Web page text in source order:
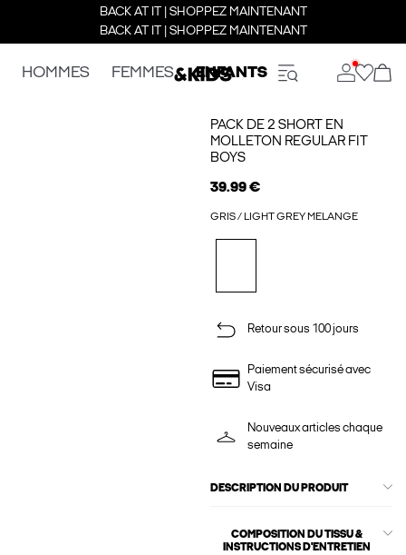
BACK AT IT | SHOPPEZ MAINTENANT
BACK AT IT | SHOPPEZ MAINTENANT
HOMMES FEMMES ENFANTS
PACK DE 2 SHORT EN
MOLLETON REGULAR FIT
BOYS
39.99 €
GRIS / LIGHT GREY MELANGE
Retour sous 100 jours
Paiement sécurisé avec
Visa
Nouveaux articles chaque
semaine
DESCRIPTION DU PRODUIT
COMPOSITION DU TISSU &
INSTRUCTIONS D'ENTRETIEN